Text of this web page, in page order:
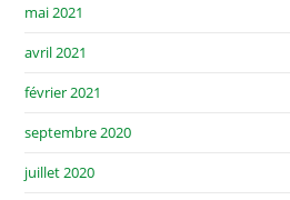
mai 2021
avril 2021
février 2021
septembre 2020
juillet 2020